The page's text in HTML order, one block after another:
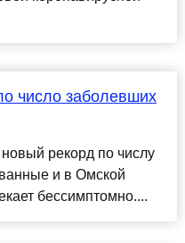
число заболевших
рекорд по числу
и в Омской
бессимптомно....